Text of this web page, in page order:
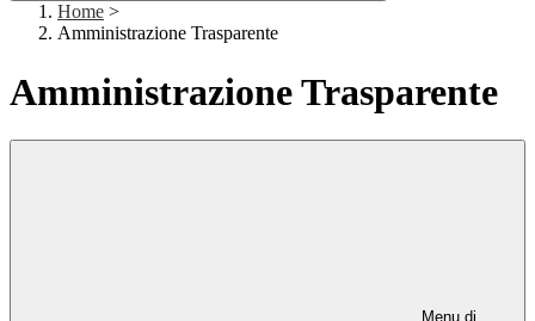
Home >
Amministrazione Trasparente
Amministrazione Trasparente
Menu di